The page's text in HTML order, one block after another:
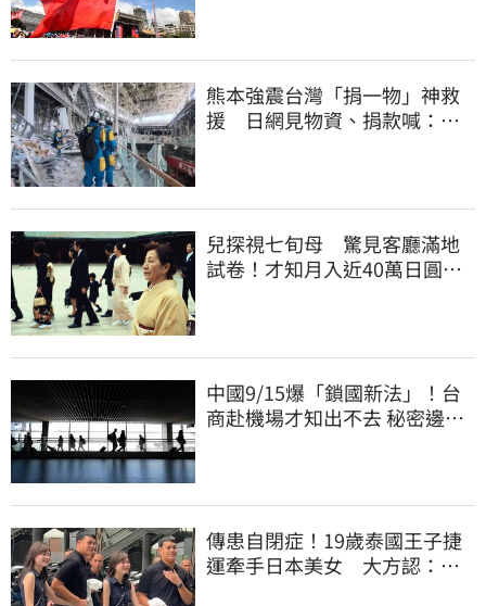
熊本強震台灣「捐一物」神救
援 日網見物資、捐款喊：給
兒探視七旬母 驚見客廳滿地
試卷！才知月入近40萬日圓
中國9/15爆「鎖國新法」！台
商赴機場才知出不去 秘密邊控
傳患自閉症！19歲泰國王子捷
運牽手日本美女 大方認：